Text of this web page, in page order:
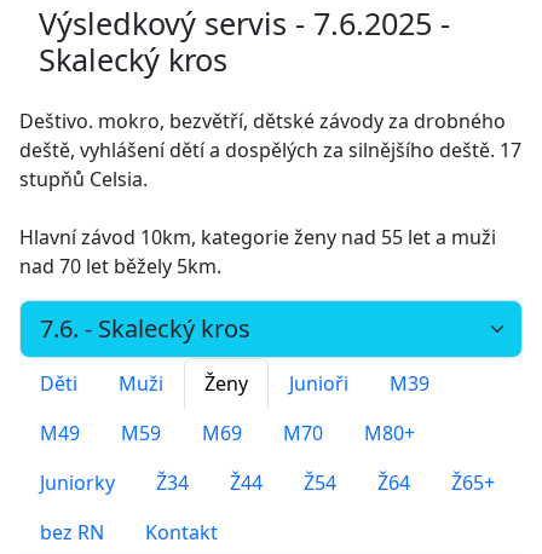
Výsledkový servis - 7.6.2025 -
Skalecký kros
Deštivo. mokro, bezvětří, dětské závody za drobného
deště, vyhlášení dětí a dospělých za silnějšího deště. 17
stupňů Celsia.
Hlavní závod 10km, kategorie ženy nad 55 let a muži
nad 70 let běžely 5km.
Děti Muži Ženy Junioři
M39
M49
M59 M69 M70
M80+
Juniorky
Ž34 Ž44 Ž54 Ž64
Ž65+
bez RN
Kontakt